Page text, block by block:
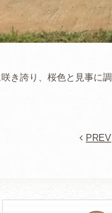
き誇り、桜色と見事に
PREV